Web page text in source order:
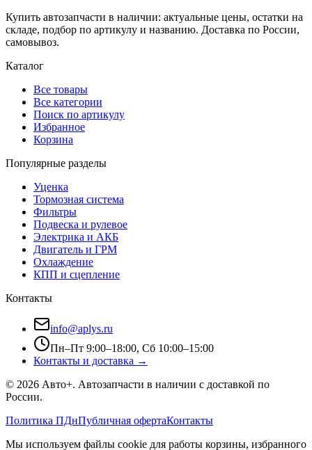
Купить автозапчасти в наличии: актуальные цены, остатки на
складе, подбор по артикулу и названию. Доставка по России,
самовывоз.
Каталог
Все товары
Все категории
Поиск по артикулу
Избранное
Корзина
Популярные разделы
Уценка
Тормозная система
Фильтры
Подвеска и рулевое
Электрика и АКБ
Двигатель и ГРМ
Охлаждение
КПП и сцепление
Контакты
info@aplys.ru
Пн–Пт 9:00–18:00, Сб 10:00–15:00
Контакты и доставка →
© 2026 Авто+. Автозапчасти в наличии с доставкой по
России.
Политика ПДнПубличная офертаКонтакты
Мы используем файлы cookie для работы корзины, избранного